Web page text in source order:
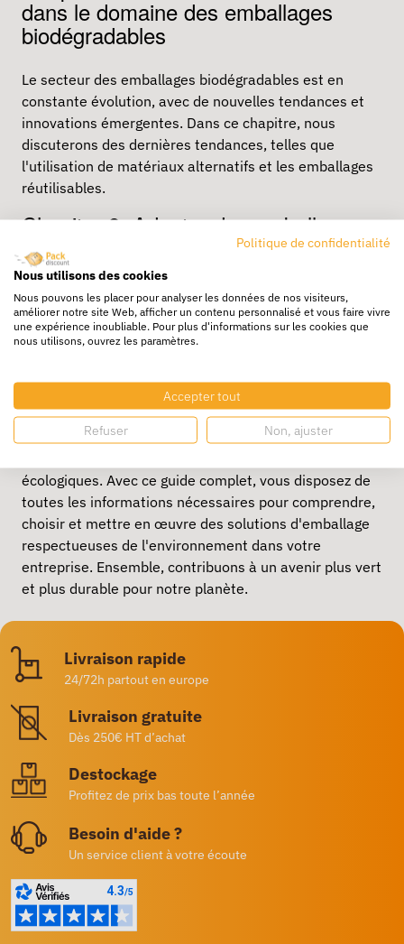
dans le domaine des emballages
biodégradables
Le secteur des emballages biodégradables est en
constante évolution, avec de nouvelles tendances et
innovations émergentes. Dans ce chapitre, nous
discuterons des dernières tendances, telles que
l'utilisation de matériaux alternatifs et les emballages
réutilisables.
Chapitre 8: Adopter des emballages
biodégradables dans votre entreprise
Enfin, dans ce chapitre, nous partagerons des conseils
pratiques pour adopter des emballages biodégradables
dans votre entreprise. De la sélection des fournisseurs
comment intégrer efficacement des emballages
durables dans vos opérations.
Les emballages biodégradables et verts représentent
écologiques. Avec ce guide complet, vous disposez de
toutes les informations nécessaires pour comprendre,
choisir et mettre en œuvre des solutions d'emballage
respectueuses de l'environnement dans votre
entreprise. Ensemble, contribuons à un avenir plus vert
et plus durable pour notre planète.
Livraison rapide
24/72h partout en europe
Livraison gratuite
Dès 250€ HT d’achat
Destockage
Profitez de prix bas toute l’année
Besoin d'aide ?
Un service client à votre écoute
Politique de confidentialité
Nous utilisons des cookies
Nous pouvons les placer pour analyser les données de nos visiteurs,
améliorer notre site Web, afficher un contenu personnalisé et vous faire vivre
une expérience inoubliable. Pour plus d'informations sur les cookies que
nous utilisons, ouvrez les paramètres.
Accepter tout
Refuser Non, ajuster